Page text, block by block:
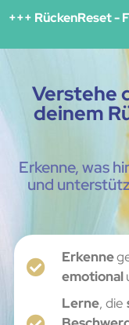
+++ RückenReset -
Verstehe
deinem
Erkenne, was
und
Erkenne
emotional
Lerne, die